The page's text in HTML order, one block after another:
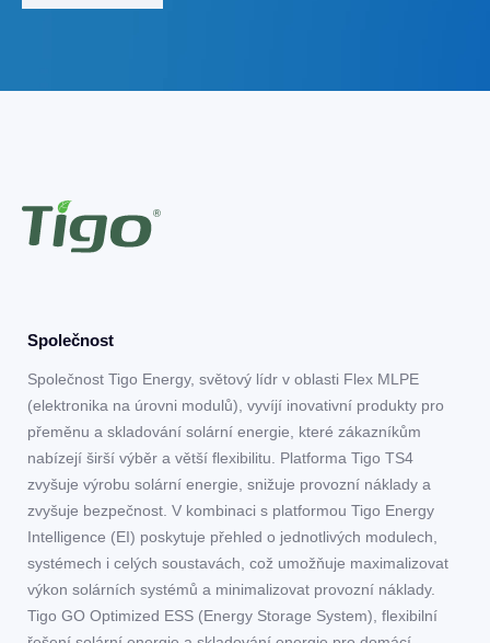
Společnost
Společnost Tigo Energy, světový lídr v oblasti Flex MLPE
(elektronika na úrovni modulů), vyvíjí inovativní produkty pro
přeměnu a skladování solární energie, které zákazníkům
nabízejí širší výběr a větší flexibilitu. Platforma Tigo TS4
zvyšuje výrobu solární energie, snižuje provozní náklady a
zvyšuje bezpečnost. V kombinaci s platformou Tigo Energy
Intelligence (EI) poskytuje přehled o jednotlivých modulech,
systémech i celých soustavách, což umožňuje maximalizovat
výkon solárních systémů a minimalizovat provozní náklady.
Tigo GO Optimized ESS (Energy Storage System), flexibilní